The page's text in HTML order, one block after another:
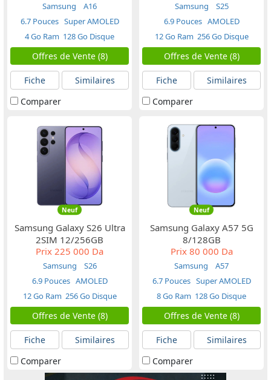
Samsung
A16
6.7 Pouces Super AMOLED
4 Go Ram 128 Go Disque
Offres de Vente (8)
Fiche
Similaires
Comparer
Samsung
S25
6.9 Pouces AMOLED
12 Go Ram 256 Go Disque
Offres de Vente (8)
Fiche
Similaires
Comparer
Neuf
Samsung Galaxy S26 Ultra
2SIM 12/256GB
Prix 225 000 Da
Samsung
S26
6.9 Pouces AMOLED
12 Go Ram 256 Go Disque
Offres de Vente (8)
Fiche
Similaires
Comparer
Neuf
Samsung Galaxy A57 5G
8/128GB
Prix80 000 Da
Samsung
A57
6.7 Pouces Super AMOLED
8 Go Ram 128 Go Disque
Offres de Vente (8)
Fiche
Similaires
Comparer